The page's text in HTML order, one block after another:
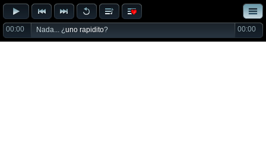
00:00 Nada... ¿uno rapidito? 00:00